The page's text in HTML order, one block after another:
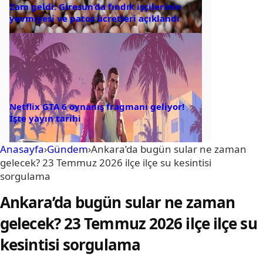
Zam geldi: Giresun’da fındık işçilerinin
yevmiyesi ve patoz ücretleri açıklandı
Netflix GTA 6 oynanış fragmanı geliyor!
İşte yayın tarihi
Anasayfa›Gündem›Ankara’da bugün sular ne zaman
gelecek? 23 Temmuz 2026 ilçe ilçe su kesintisi
sorgulama
Ankara’da bugün sular ne zaman
gelecek? 23 Temmuz 2026 ilçe ilçe su
kesintisi sorgulama